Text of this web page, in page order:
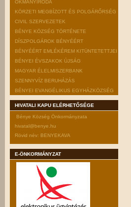
OKMÁNYIRODA
KÖRZETI MEGBÍZOTT ÉS POLGÁRŐRSÉG
CIVIL SZERVEZETEK
BÉNYE KÖZSÉG TÖRTÉNETE
DÍSZPOLGÁROK BÉNYÉÉRT
BÉNYÉÉRT EMLÉKÉREM KITÜNTETETTJEI
BÉNYEI ÉVSZAKOK ÚJSÁG
MAGYAR ÉLELMISZERBANK
SZENNYVÍZ BERUHÁZÁS
BÉNYEI EVANGÉLIKUS EGYHÁZKÖZSÉG
HIVATALI KAPU ELÉRHETŐSÉGE
Bénye Község Önkormányzata
hivatal@benye.hu
Rövid név: BENYEKAVA
E-ÖNKORMÁNYZAT